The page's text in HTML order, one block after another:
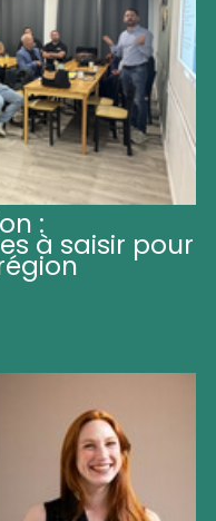
:
à saisir pour